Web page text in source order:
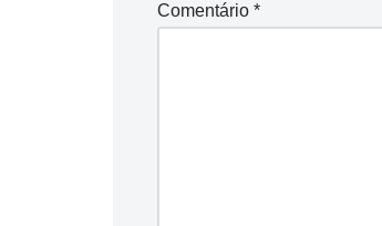
Comentário *